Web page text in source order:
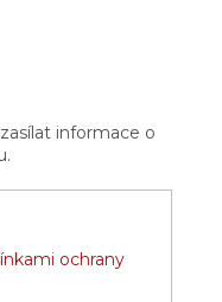
informace o
ochrany